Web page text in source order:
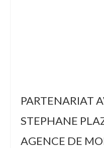
PARTENARIAT
STEPHANE
AGENCE DE